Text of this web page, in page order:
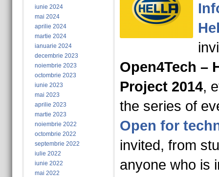
iunie 2024
mai 2024
aprilie 2024
martie 2024
ianuarie 2024
decembrie 2023
noiembrie 2023
octombrie 2023
iunie 2023
mai 2023
aprilie 2023
martie 2023
noiembrie 2022
octombrie 2022
septembrie 2022
iulie 2022
iunie 2022
mai 2022
Open4Tech –
Project 2014,
the series of
Open for
invited, from
anyone who is